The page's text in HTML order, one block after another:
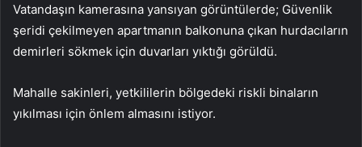
Vatandaşın kamerasına yansıyan görüntülerde; Güvenlik
şeridi çekilmeyen apartmanın balkonuna çıkan hurdacıların
demirleri sökmek için duvarları yıktığı görüldü.
Mahalle sakinleri, yetkililerin bölgedeki riskli binaların
yıkılması için önlem almasını istiyor.